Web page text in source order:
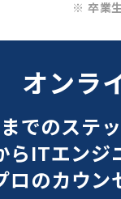
※ 卒業
オンラ
でのステ
らITエンジ
ロのカウン